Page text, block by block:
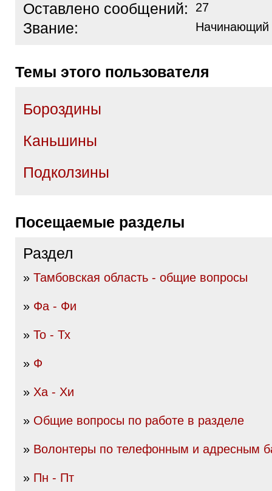
Оставлено сообщений: 27
Звание: Начинающий
Темы этого пользователя
Бороздины
Каньшины
Подколзины
Посещаемые разделы
Раздел
» Тамбовская область - общие вопросы
» Фа - Фи
» То - Тх
» Ф
» Ха - Хи
» Общие вопросы по работе в разделе
» Волонтеры по телефонным и адресным
» Пн - Пт